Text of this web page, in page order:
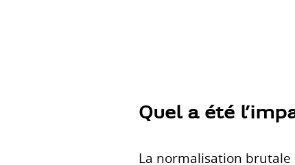
Quel a été
La normalisation brutale